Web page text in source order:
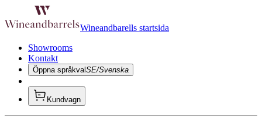
Wineandbarells startsida
Showrooms
Kontakt
Öppna språkvalSE/Svenska
Kundvagn